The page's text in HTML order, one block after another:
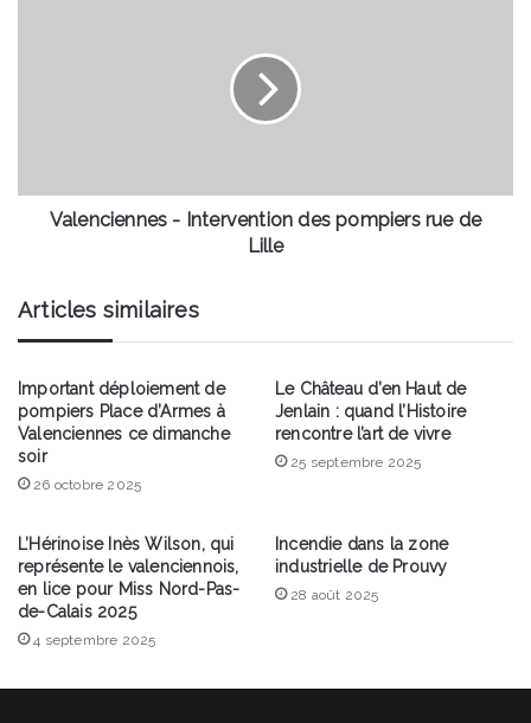
Valenciennes - Intervention des pompiers rue de
Lille
Articles similaires
Important déploiement de
pompiers Place d’Armes à
Valenciennes ce dimanche
soir
26 octobre 2025
Le Château d’en Haut de
Jenlain : quand l’Histoire
rencontre l’art de vivre
25 septembre 2025
L’Hérinoise Inès Wilson, qui
représente le valenciennois,
en lice pour Miss Nord-Pas-
de-Calais 2025
4 septembre 2025
Incendie dans la zone
industrielle de Prouvy
28 août 2025